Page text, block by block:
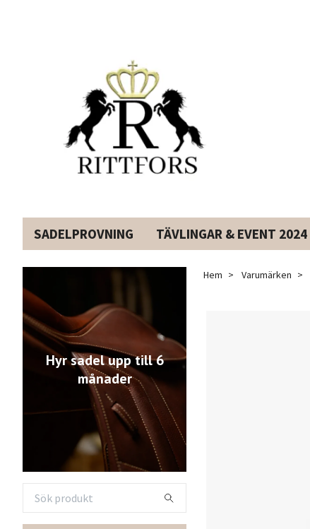
SADELPROVNING TÄVLINGAR & EVENT 2024
Hyr sadel upp till 6
månader
Hem Varumärken